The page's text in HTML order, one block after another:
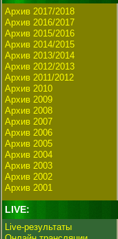
Архив 2017/2018
Архив 2016/2017
Архив 2015/2016
Архив 2014/2015
Архив 2013/2014
Архив 2012/2013
Архив 2011/2012
Архив 2010
Архив 2009
Архив 2008
Архив 2007
Архив 2006
Архив 2005
Архив 2004
Архив 2003
Архив 2002
Архив 2001
LIVE:
Live-результаты